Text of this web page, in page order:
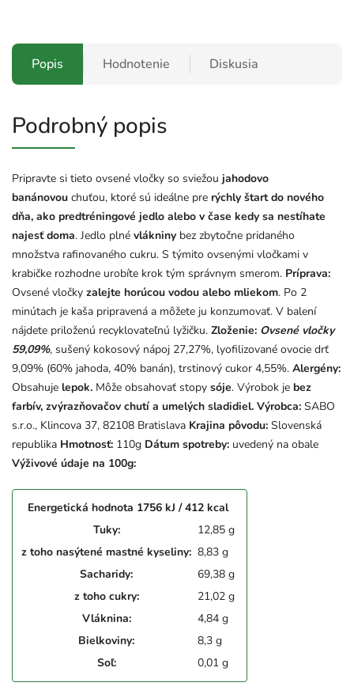
Popis Hodnotenie Diskusia
Podrobný popis
Pripravte si tieto ovsené vločky so sviežou jahodovo
banánovou chuťou, ktoré sú ideálne pre rýchly štart do nového
dňa, ako predtréningové jedlo alebo v čase kedy sa nestíhate
najesť doma. Jedlo plné vlákniny bez zbytočne pridaného
množstva rafinovaného cukru. S týmito ovsenými vločkami v
krabičke rozhodne urobíte krok tým správnym smerom. Príprava:
Ovsené vločky zalejte horúcou vodou alebo mliekom. Po 2
minútach je kaša pripravená a môžete ju konzumovať. V balení
nájdete priloženú recyklovateľnú lyžičku. Zloženie: Ovsené vločky
59,09%, sušený kokosový nápoj 27,27%, lyofilizované ovocie drť
9,09% (60% jahoda, 40% banán), trstinový cukor 4,55%. Alergény:
Obsahuje lepok. Môže obsahovať stopy sóje. Výrobok je bez
farbív, zvýrazňovačov chutí a umelých sladidiel. Výrobca: SABO
s.r.o., Klincova 37, 82108 Bratislava Krajina pôvodu: Slovenská
republika Hmotnosť: 110g Dátum spotreby: uvedený na obale
Výživové údaje na 100g:
Energetická hodnota 1756 kJ / 412 kcal
Tuky:
12,85 g
z toho nasýtené mastné kyseliny: 8,83 g
Sacharidy:
69,38 g
z toho cukry:
21,02 g
Vláknina:
4,84 g
Bielkoviny:
8,3 g
Soľ:
0,01 g